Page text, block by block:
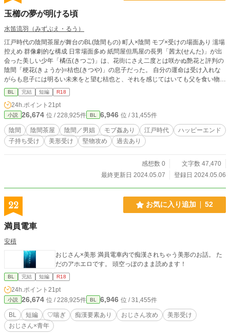
玉櫛の夢が明ける頃
水笛流羽（みずぶえ・るう）
江戸時代の陰間茶屋が舞台のBL(陰間もの) 町人×陰間 モブ×受けの場面あり 濡場
控えめ 群像劇的な構成 日常場面多め 紙問屋但馬屋の長男「茜太(せんた)」が出
会った美しい少年「橘伍(きつご)」は、花街にさえ二度とは咲かぬ艶花と評判の
陰間「梗花(きょうか)=桔也(きつや)」の息子だった。 自分の運命は受け入れな
がらも息子には明るい未来をと望む桔也と、それを感じてはいても父を食い物に
する者への憎悪を抑えきれない橘伍は、互いへの思いやりで雁字搦めになってい
るとさえ自覚していない。陰間茶屋や花街の者たちはそれを知ってはいても、口
を挟むこともできず見守ることしかできずにいる。けれど桔也を、そして彼が大
切にしている一つの櫛を知っている楼主は、微かな光明が差し始めたように感じ
ていた。
BL 完結 短編 R18
24h.ポイント 21pt
小説 26,674 位 / 228,925件 BL 6,946 位 / 31,455件
陰間 陰間茶屋 陰間／男娼 モブ姦あり 江戸時代
ハッピーエンド
子持ち受け
美形受け 堅物攻め 過去あり
感想数 0
文字数 47,470
最終更新日 2024.05.07
登録日 2024.05.06
22 お気に入り追加 52
満員電車
安積
おじさん×美形 満員電車内で痴漢されちゃう美形のお話。 た
だのアホエロです。 頭空っぽのまま読めます！
BL 完結 短編 R18
24h.ポイント 21pt
小説 26,674 位 / 228,925件 BL 6,946 位 / 31,455件
BL 短編 ♡喘ぎ 痴漢要素あり おじさん攻め
美形受け
おじさん×青年